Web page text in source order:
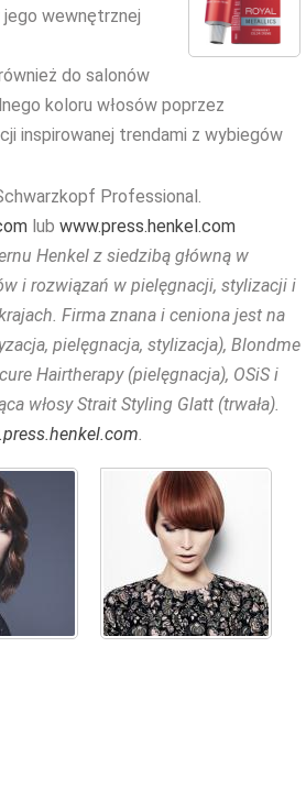
jego wewnętrznej
do salonów
koloru włosów poprzez
inspirowanej trendami z wybiegów
Professional.
lub www.press.henkel.com
Henkel z siedzibą główną w
i rozwiązań w pielęgnacji, stylizacji i
Firma znana i ceniona jest na
pielęgnacja, stylizacja), Blondme
Hairtherapy (pielęgnacja), OSiS i
włosy Strait Styling Glatt (trwała).
.